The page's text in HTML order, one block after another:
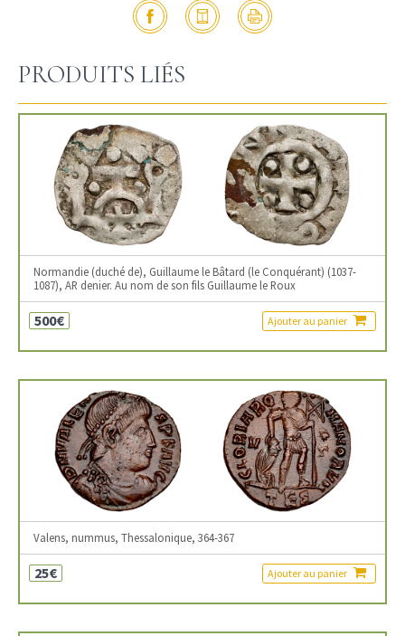
PRODUITS LIÉS
Normandie (duché de), Guillaume le Bâtard (le Conquérant) (1037-
1087), AR denier. Au nom de son fils Guillaume le Roux
500€ Ajouter au panier
Valens, nummus, Thessalonique, 364-367
25€ Ajouter au panier